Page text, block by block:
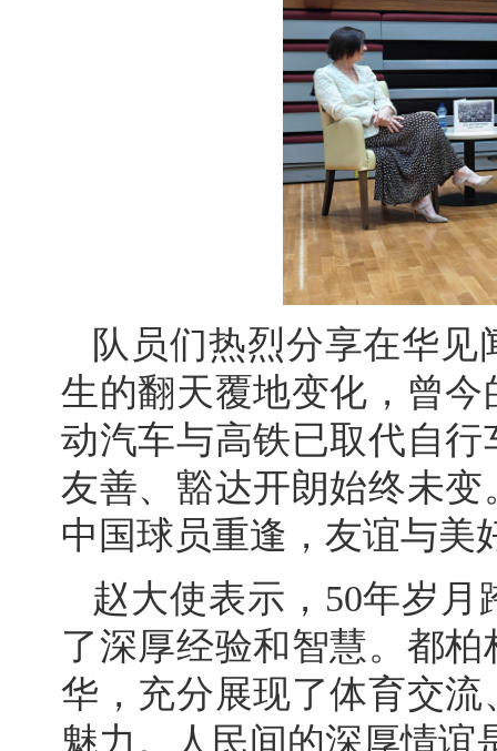
队员们热烈分享在华
生的翻天覆地变化，曾
动汽车与高铁已取代自
友善、豁达开朗始终未
中国球员重逢，友谊与美
赵大使表示，50年岁
了深厚经验和智慧。都
华，充分展现了体育交
魅力。人民间的深厚情谊